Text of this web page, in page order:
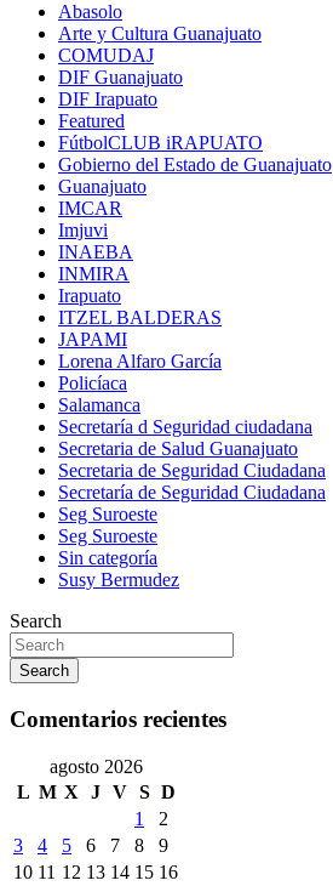
Abasolo
Arte y Cultura Guanajuato
COMUDAJ
DIF Guanajuato
DIF Irapuato
Featured
FútbolCLUB iRAPUATO
Gobierno del Estado de Guanajuato
Guanajuato
IMCAR
Imjuvi
INAEBA
INMIRA
Irapuato
ITZEL BALDERAS
JAPAMI
Lorena Alfaro García
Policíaca
Salamanca
Secretaría d Seguridad ciudadana
Secretaria de Salud Guanajuato
Secretaria de Seguridad Ciudadana
Secretaría de Seguridad Ciudadana
Seg Suroeste
Seg Suroeste
Sin categoría
Susy Bermudez
Search
Search
Comentarios recientes
agosto 2026
L M X J V S D
1
2
3
4 5 6 7 8
9
10 11 12 13 14 15 16